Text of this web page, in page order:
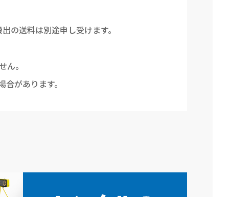
の送料は別途申し受けます。
ん。
があります。